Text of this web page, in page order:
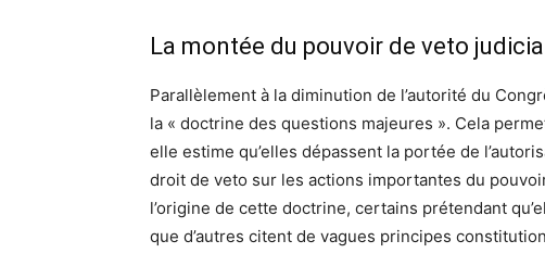
La montée du pouvoir de veto
Parallèlement à la diminution de l’autorité du
la « doctrine des questions majeures ». Cela
elle estime qu’elles dépassent la portée de
droit de veto sur les actions importantes du
l’origine de cette doctrine, certains prétendant
que d’autres citent de vagues principes